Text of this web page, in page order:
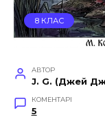
8 КЛАС
АВТОР
J. G. (Джей
КОМЕНТАРІ
5